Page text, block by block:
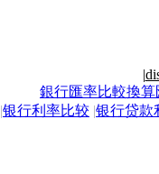
|
銀行匯率比較換算
|银行利率比较 |银行贷款